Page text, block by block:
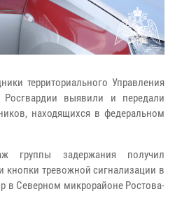
территориального Управления
Росгвардии выявили и передали
находящихся в федеральном
группы задержания получил
тревожной сигнализации в
в Северном микрорайоне Ростова-